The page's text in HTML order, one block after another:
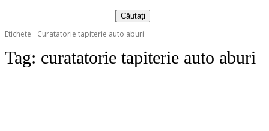
Etichete Curatatorie tapiterie auto aburi
Tag: curatatorie tapiterie auto aburi